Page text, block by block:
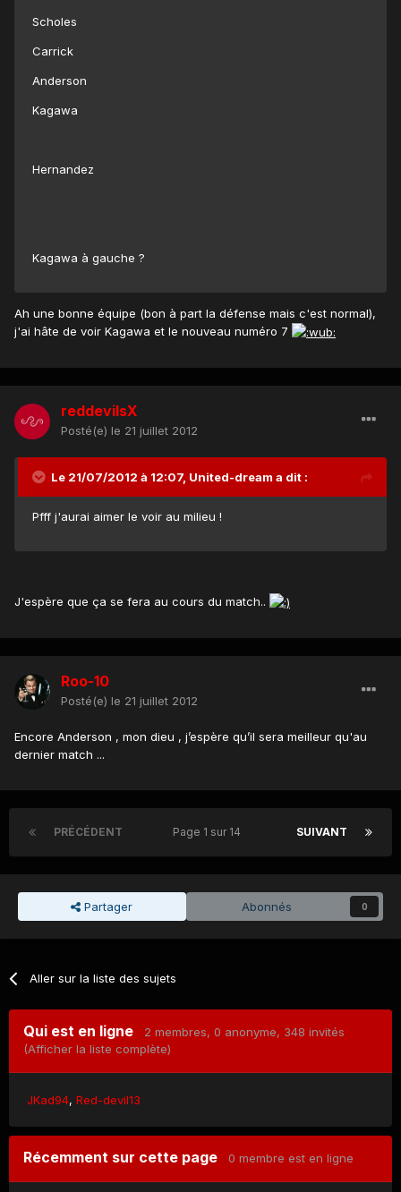
Scholes
Carrick
Anderson
Kagawa
Hernandez
Kagawa à gauche ?
Ah une bonne équipe (bon à part la défense mais c'est normal),
j'ai hâte de voir Kagawa et le nouveau numéro 7
reddevilsX
Posté(e) le 21 juillet 2012
Le 21/07/2012 à 12:07, United-dream a dit :
Pfff j'aurai aimer le voir au milieu !
J'espère que ça se fera au cours du match..
Roo-10
Posté(e) le 21 juillet 2012
Encore Anderson , mon dieu , j’espère qu’il sera meilleur qu'au
dernier match ...
PRÉCÉDENT SUIVANT
Page 1 sur 14
Partager Abonnés 0
Aller sur la liste des sujets
Qui est en ligne 2 membres, 0 anonyme, 348 invités
(Afficher la liste complète)
JKad94 Red-devil13
Récemment sur cette page 0 membre est en ligne